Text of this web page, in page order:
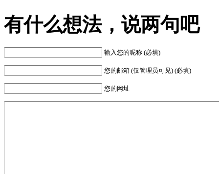
有什么想法，说两句吧
输入您的昵称 (必填)
您的邮箱 (仅管理员可见) (必填)
您的网址